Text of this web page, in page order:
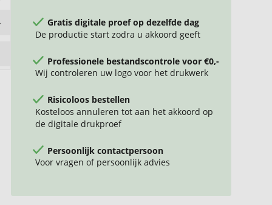
Gratis digitale proef op dezelfde dag
De productie start zodra u akkoord geeft
Professionele bestandscontrole voor €0,-
Wij controleren uw logo voor het drukwerk
Risicoloos bestellen
Kosteloos annuleren tot aan het akkoord op
de digitale drukproef
Persoonlijk contactpersoon
Voor vragen of persoonlijk advies